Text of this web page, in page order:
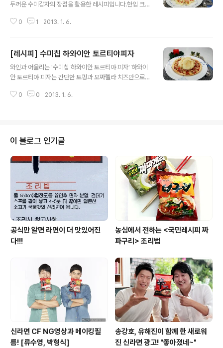
두꺼운 수미감자의 장점을 활용한 레시피입니다.한입 크기
간식으로 어울립니다.요즘 유행하는 포트락 파티에 핑거푸
g 청 파프리카 7g 홍 파프리카 7g 노란 파프리카 7g 양파
10g 칠리소스 18g(1T) 소금 1g 후추 0.5g ★ 조리 방법
1. 파프리카(씨 제거)와 토마토는 씻어 0.3x0.3x0.3cm
어, 매운맛 제거를 위해 물에 담가 둔다 3. 파프리카와 토마
0 1 2013. 1. 6.
[레시피] 수미칩 하와이안 토르티야피자
와인과 어울리는 '수미칩 하와이안 토르티야 피자' 하와이
안 토르티야 피자는 간단한 토핑과 모짜렐라 치즈만으로
하면 그 맛은 두 배, 아니 세 배? 그리고 간편한 핑거푸드로
어울립니다. ★ 재료 준비 수미칩 25g 바릴라 올리브 스파
게티 소스 40g 쌈 또띠아 2장 파인애플 72g 모짜렐라 치
즈 100g 청 파프리카 30g 적 파프리카 30g 베이컨 40g
양파 60g 파마산 치즈 1g 콩기름 11g(1T) 소금 1g 후추
0.5g ★ 조리 방법 1. 오븐을 180℃로 예열한다 2. ..
0 0 2013. 1. 6.
이 블로그 인기글
공식만 알면 라면이 더 맛있어진
다!!!
농심에서 전하는 <국민레시피 짜
파구리> 조리법
신라면 CF NG영상과 메이킹필
름! [류수영, 박형식]
송강호, 유해진이 함께 한 새로워
진 신라면 광고! "좋아졌네~"